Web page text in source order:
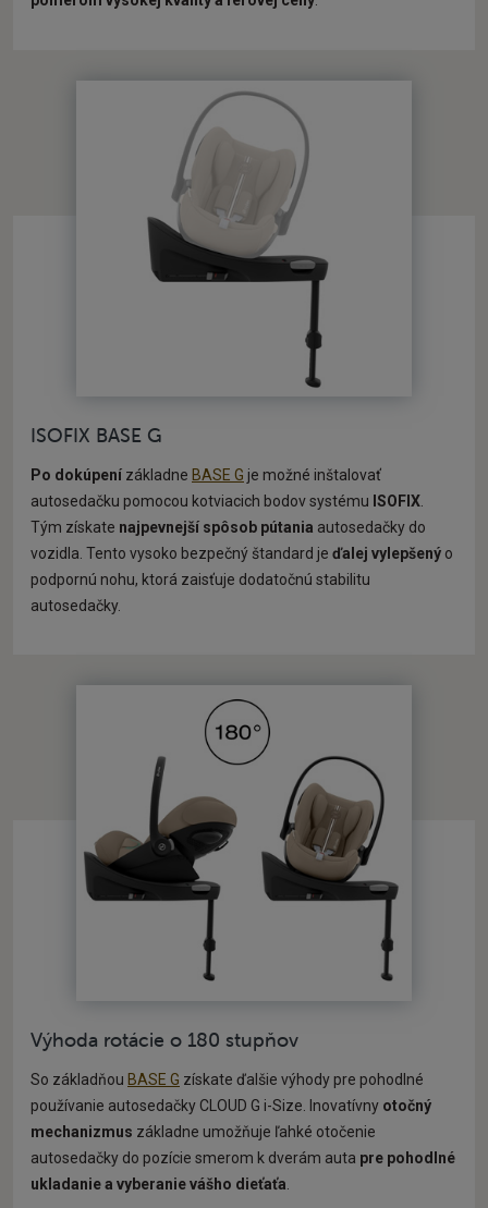
ISOFIX BASE G
Po dokúpení základne BASE G je možné inštalovať
autosedačku pomocou kotviacich bodov systému ISOFIX
Tým získate najpevnejší spôsob pútania autosedačky do
vozidla. Tento vysoko bezpečný štandard je ďalej vylepšený o
podpornú nohu, ktorá zaisťuje dodatočnú stabilitu
autosedačky.
Výhoda rotácie o 180 stupňov
So základňou BASE G získate ďalšie výhody pre pohodlné
používanie autosedačky CLOUD G i-Size. Inovatívny otočný
mechanizmus základne umožňuje ľahké otočenie
autosedačky do pozície smerom k dverám auta pre pohodlné
ukladanie a vyberanie vášho dieťaťa.